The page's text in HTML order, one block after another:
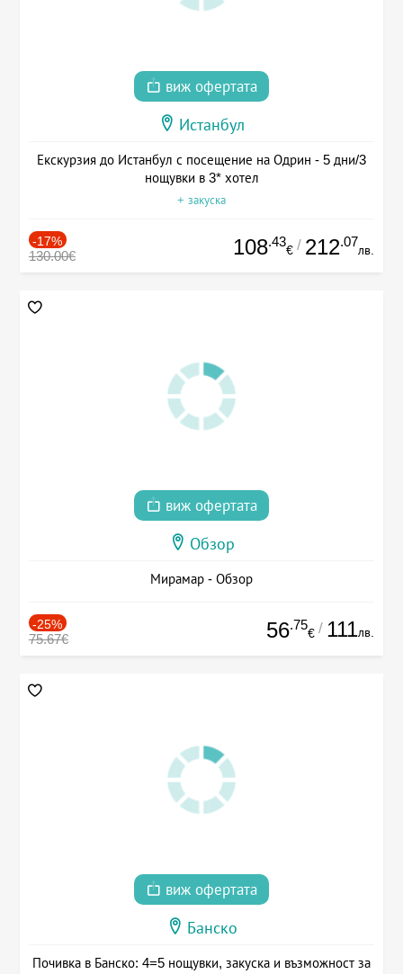
виж офертата
Истанбул
Екскурзия до Истанбул с посещение на Одрин - 5 дни/3
нощувки в 3* хотел
+ закуска
-17%
130.00€ 108.43
€ / 212.07
лв.
виж офертата
Обзор
Мирамар - Обзор
-25%
75.67€ 56.75
€ / 111лв.
виж офертата
Банско
Почивка в Банско: 4=5 нощувки, закуска и възможност за